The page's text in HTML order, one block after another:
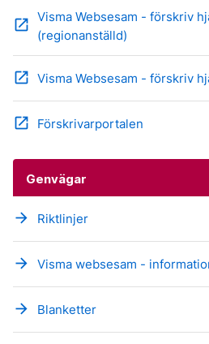
open_in_new Visma Websesam - förskriv
(regionanställd)
open_in_new Visma Websesam - förskriv
open_in_new Förskrivarportalen
Genvägar
arrow_forward Riktlinjer
arrow_forward Visma websesam -
arrow_forward Blanketter